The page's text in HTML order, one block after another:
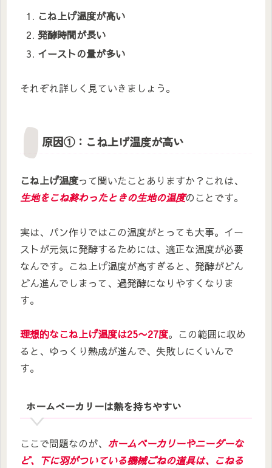
こね上げ温度が高い
発酵時間が長い
イーストの量が多い
それぞれ詳しく見ていきましょう。
原因①：こね上げ温度が高い
こね上げ温度って聞いたことありますか？これは、
生地をこね終わったときの生地の温度のことです。
実は、パン作りではこの温度がとっても大事。イー
ストが元気に発酵するためには、適正な温度が必要
なんです。こね上げ温度が高すぎると、発酵がどん
どん進んでしまって、過発酵になりやすくなりま
す。
理想的なこね上げ温度は25〜27度。この範囲に収め
ると、ゆっくり熟成が進んで、失敗しにくいんで
す。
ホームベーカリーは熱を持ちやすい
ここで問題なのが、 ホームベーカリーやニーダーな
ど、下に羽がついている機械ごねの道具は、こねる